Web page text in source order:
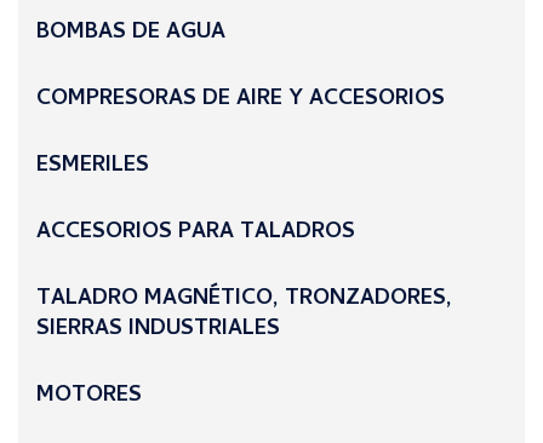
BOMBAS DE AGUA
COMPRESORAS DE AIRE Y ACCESORIOS
ESMERILES
ACCESORIOS PARA TALADROS
TALADRO MAGNÉTICO, TRONZADORES,
SIERRAS INDUSTRIALES
MOTORES